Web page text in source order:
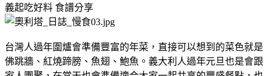
義起吃好料 食譜分享
台灣人過年圍爐會準備豐富的年菜，直接可以想到的菜色就是
佛跳牆、紅燒蹄膀、魚翅、鮑魚。義大利人過年元旦也是會跟